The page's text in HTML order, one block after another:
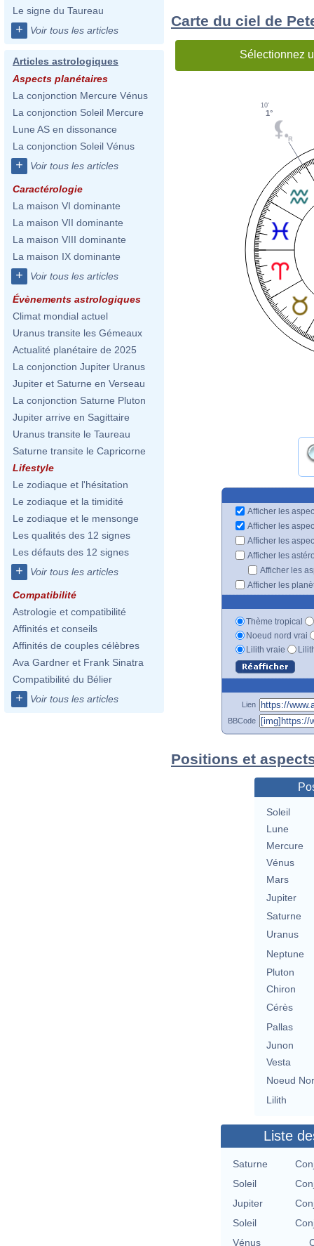
Le signe du Taureau
+ Voir tous les articles
Articles astrologiques
Aspects planétaires
La conjonction Mercure Vénus
La conjonction Soleil Mercure
Lune AS en dissonance
La conjonction Soleil Vénus
+ Voir tous les articles
Caractérologie
La maison VI dominante
La maison VII dominante
La maison VIII dominante
La maison IX dominante
+ Voir tous les articles
Évènements astrologiques
Climat mondial actuel
Uranus transite les Gémeaux
Actualité planétaire de 2025
La conjonction Jupiter Uranus
Jupiter et Saturne en Verseau
La conjonction Saturne Pluton
Jupiter arrive en Sagittaire
Uranus transite le Taureau
Saturne transite le Capricorne
Lifestyle
Le zodiaque et l'hésitation
Le zodiaque et la timidité
Le zodiaque et le mensonge
Les qualités des 12 signes
Les défauts des 12 signes
+ Voir tous les articles
Compatibilité
Astrologie et compatibilité
Affinités et conseils
Affinités de couples célèbres
Ava Gardner et Frank Sinatra
Compatibilité du Bélier
+ Voir tous les articles
Carte du ciel de
Sélectionnez
1°
10'
Afficher les
Afficher les
Afficher les
Afficher les
Afficher les
Afficher les
Thème tropical
Noeud nord vrai
Lilith vraie
Lien
BBCode
Positions et
Soleil
Lune
Mercure
Vénus
Mars
Jupiter
Saturne
Uranus
Neptune
Pluton
Chiron
Cérès
Pallas
Junon
Vesta
Noeud
Lilith
Liste
Saturne
Soleil
Jupiter
Soleil
Vénus